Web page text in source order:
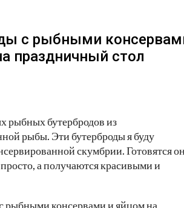
с рыбными
праздничный стол
рыбных бутербродов из
рыбы. Эти бутерброды я буду
скумбрии. Готовятся
а получаются красивыми и